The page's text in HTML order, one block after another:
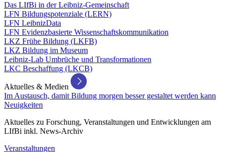
Das LIfBi in der Leibniz-Gemeinschaft
LFN Bildungspotenziale (LERN)
LFN LeibnizData
LFN Evidenzbasierte Wissenschaftskommunikation
LKZ Frühe Bildung (LKFB)
LKZ Bildung im Museum
Leibniz-Lab Umbrüche und Transformationen
LKC Beschaffung (LKCB)
Aktuelles & Medien
Im Austausch, damit Bildung morgen besser gestaltet werden kann
Neuigkeiten
Aktuelles zu Forschung, Veranstaltungen und Entwicklungen am
LIfBi inkl. News-Archiv
Veranstaltungen